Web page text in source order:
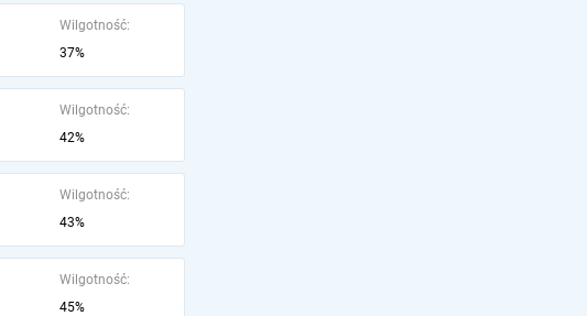
Wilgotność:
37%
Wilgotność:
42%
Wilgotność:
43%
Wilgotność:
45%